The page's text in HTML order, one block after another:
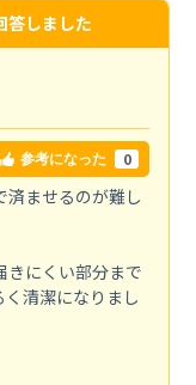
答しました
参考になった 0
済ませるのが難し
きにくい部分まで
清潔になりまし